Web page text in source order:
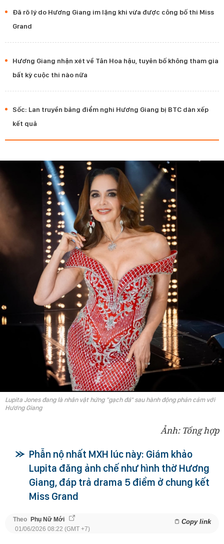
Đã rõ lý do Hương Giang im lặng khi vừa được công bố thi Miss
Grand
Hương Giang nhận xét về Tân Hoa hậu, tuyên bố không tham gia
bất kỳ cuộc thi nào nữa
Sốc: Lan truyền bảng điểm nghi Hương Giang bị BTC dàn xếp
kết quả
Lupita Jones đang là nhân vật hứng "gạch đá" sau hành động phản cảm với
Hương Giang
Ảnh: Tổng hợp
Phẫn nộ nhất MXH lúc này: Giám khảo
Lupita đăng ảnh chế như hình thờ Hương
Giang, đáp trả drama 5 điểm ở chung kết
Miss Grand
Theo Phụ Nữ Mới Copy link
01/06/2026 08:22 (GMT +7)